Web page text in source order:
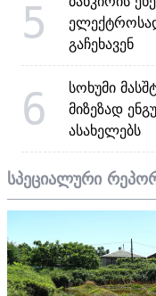
5
გაჩეხავენ
6
სოხუმი
მიზეზად
ასახელებს
სპეციალური